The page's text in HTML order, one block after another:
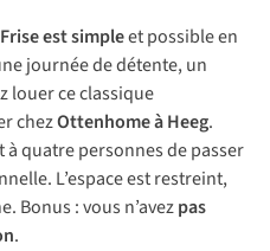
est simpleet possible en
journée de détente, un
louer ce classique
chezOttenhome à Heeg.
à quatre personnes de passer
L’espace est restreint,
Bonus : vous n’avezpas
.